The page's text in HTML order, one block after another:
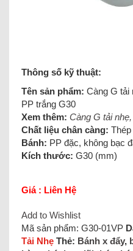
Thông số kỹ thuật:
Tên sản phẩm: Càng G tải
PP trắng G30
Xem thêm: Càng G tải
Chất liệu chân càng:
Bánh: PP đặc, không bạc
Kích thước: G30 (mm)
Giá : Liên Hệ
Add to Wishlist
Mã sản phẩm: G30-01VP
Tải Nhẹ Thẻ: Bánh x đẩy,